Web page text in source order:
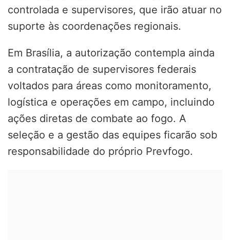
controlada e supervisores, que irão atuar no
suporte às coordenações regionais.
Em Brasília, a autorização contempla ainda
a contratação de supervisores federais
voltados para áreas como monitoramento,
logística e operações em campo, incluindo
ações diretas de combate ao fogo. A
seleção e a gestão das equipes ficarão sob
responsabilidade do próprio Prevfogo.